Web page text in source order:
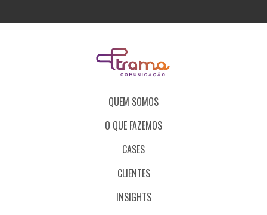
QUEM SOMOS
O QUE FAZEMOS
CASES
CLIENTES
INSIGHTS